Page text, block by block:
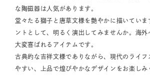
な陶磁器は人気があります。
堂々たる獅子と唐草文様を艶やかに描いていま
ントとして、明るく演出してみませんか。海外
大変喜ばれるアイテムです。
古典的な吉祥文様でありながら、現代のライフ
やすい、上品で煌びやかなデザインをお楽しみ